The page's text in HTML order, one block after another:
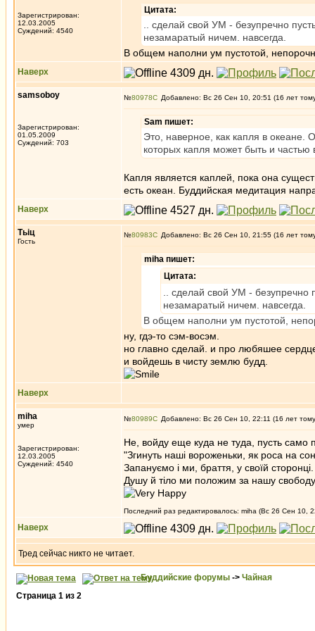
Зарегистрирован:
12.03.2005
Суждений: 4540
Цитата:
.. сделай свой УМ - безупречно
незамаратый ничем. навсегда.
В общем наполни ум пустотой,
Наверх
samsoboy
Зарегистрирован:
01.05.2009
Суждений: 703
№80978 Добавлено: Вс 26 Сен 10, 20:51 (16 лет
Sam пишет:
Это, наверное, как капля в океане.
которых капля может быть и
Капля является каплей, пока она
есть океан. Буддийская медитация
Наверх
Тьiц
Гость
№80983 Добавлено: Вс 26 Сен 10, 21:55 (16 лет
miha пишет:
Цитата:
.. сделай свой УМ -
незамаратый ничем. навсегда.
В общем наполни ум пустотой,
ну, гдэ-то сэм-восэм.
но главно сделай. и про любяшее
и войдешь в чисту землю будд.
Наверх
miha
умер
Зарегистрирован:
12.03.2005
Суждений: 4540
№80989 Добавлено: Вс 26 Сен 10, 22:11 (16 лет
Не, войду еще куда не туда, пусть само
"Згинуть наші вороженьки, як роса на
Запануємо і ми, браття, у своїй сторонці.
Душу й тіло ми положим за нашу
Последний раз редактировалось: miha (Вс 26 Сен 10,
Наверх
Тред сейчас никто не читает.
Буддийские форумы -> Чайная
Страница 1 из 2